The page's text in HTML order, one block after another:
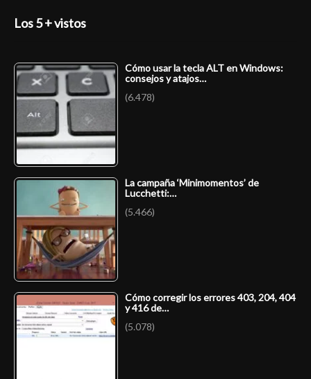
Los 5 + vistos
Cómo usar la tecla ALT en Windows:
consejos y atajos…
(6.478)
La campaña ‘Minimomentos’ de
Lucchetti:…
(5.466)
Cómo corregir los errores 403, 204, 404
y 416 de…
(5.078)